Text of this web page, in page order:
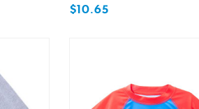
$10.65